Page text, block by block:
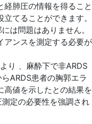
肺圧の情報を得ること
てることができます。
は問題はありません。
アンスを測定する必要が
より 、麻酔下で非ARDS
ARDS患者の胸郭エラ
高値を示したとの結果を
定の必要性を強調され